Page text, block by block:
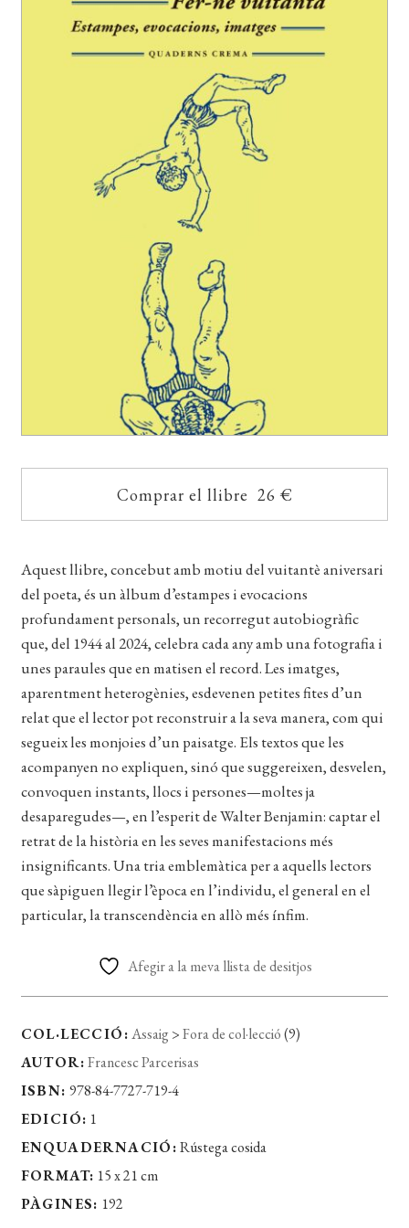
EL MEU COMPTE
CERCAR
WISHLIST
Comprar el llibre 26 €
Aquest llibre, concebut amb motiu del vuitantè aniversari
del poeta, és un àlbum d’estampes i evocacions
profundament personals, un recorregut autobiogràfic
que, del 1944 al 2024, celebra cada any amb una fotografia i
unes paraules que en matisen el record. Les imatges,
aparentment heterogènies, esdevenen petites fites d’un
relat que el lector pot reconstruir a la seva manera, com qui
segueix les monjoies d’un paisatge. Els textos que les
acompanyen no expliquen, sinó que suggereixen, desvelen,
convoquen instants, llocs i persones—moltes ja
desaparegudes—, en l’esperit de Walter Benjamin: captar el
retrat de la història en les seves manifestacions més
insignificants. Una tria emblemàtica per a aquells lectors
que sàpiguen llegir l’època en l’individu, el general en el
particular, la transcendència en allò més ínfim.
Afegir a la meva llista de desitjos
COL·LECCIÓ:Assaig >Fora de col·lecció(9)
AUTOR:Francesc Parcerisas
ISBN: 978-84-7727-719-4
EDICIÓ: 1
ENQUADERNACIÓ:Rústega cosida
FORMAT: 15 x 21 cm
PÀGINES: 192